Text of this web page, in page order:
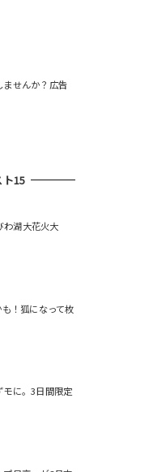
ませんか？広告
15
わ湖大花火大
！狐になって枚
に。3日間限定